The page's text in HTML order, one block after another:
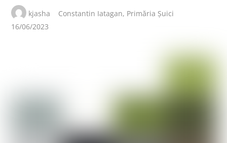
kjasha Constantin Iatagan, Primăria Șuici
16/06/2023